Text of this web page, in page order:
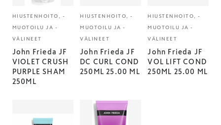
HIUSTENHOITO, -
MUOTOILU JA -
VÄLINEET
John Frieda JF
VIOLET CRUSH
PURPLE SHAM
250ML
HIUSTENHOITO, -
MUOTOILU JA -
VÄLINEET
John Frieda JF
DC CURL COND
250ML 25.00 ML
HIUSTENHOITO, -
MUOTOILU JA -
VÄLINEET
John Frieda JF
VOL LIFT COND
250ML 25.00 ML